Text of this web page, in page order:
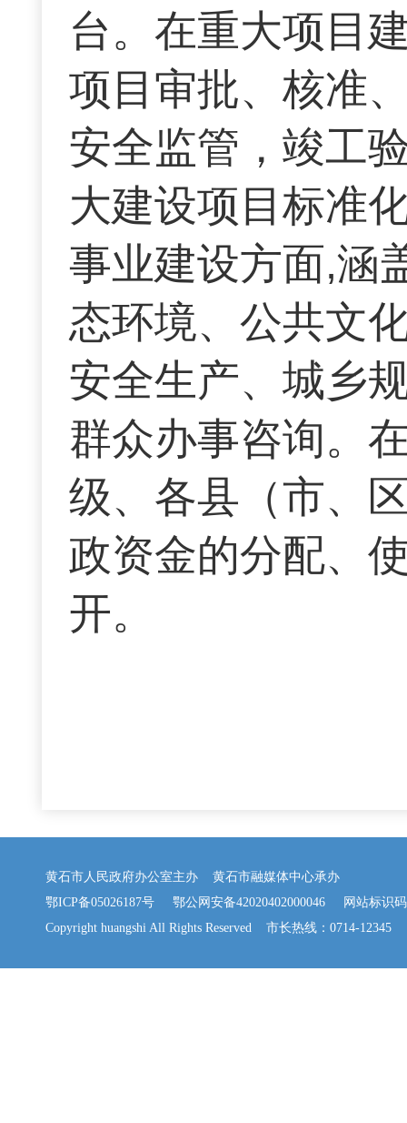
台。在重大项目
项目审批、核准
安全监管，竣工
大建设项目标准
事业建设方面,涵
态环境、公共文
安全生产、城乡
群众办事咨询。
级、各县（市、
政资金的分配、
开。
黄石市人民政府办公室主办 黄石市融媒体中心承办
鄂ICP备05026187号
鄂公网安备42020402000046 网站标识码
Copyright huangshi All Rights Reserved 市长热线：0714-12345